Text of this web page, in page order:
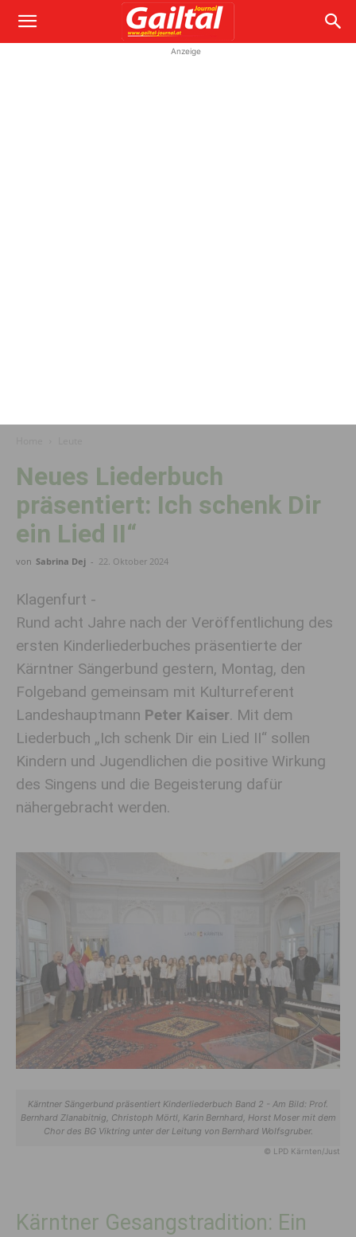
Anzeige
Neues Liederbuch
präsentiert: Ich schenk Dir
ein Lied II“
von Sabrina Dej - 22. Oktober 2024
Klagenfurt -
Rund acht Jahre nach der Veröffentlichung des
ersten Kinderliederbuches präsentierte der
Kärntner Sängerbund gestern, Montag, den
Folgeband gemeinsam mit Kulturreferent
Landeshauptmann Peter Kaiser. Mit dem
Liederbuch „Ich schenk Dir ein Lied II“ sollen
Kindern und Jugendlichen die positive Wirkung
des Singens und die Begeisterung dafür
nähergebracht werden.
Kärntner Sängerbund präsentiert Kinderliederbuch Band 2 - Am Bild: Prof.
Bernhard Zlanabitnig, Christoph Mörtl, Karin Bernhard, Horst Moser mit dem
Chor des BG Viktring unter der Leitung von Bernhard Wolfsgruber.
© LPD Kärnten/Just
Kärntner Gesangstradition: Ein